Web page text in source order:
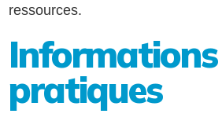
ressources.
Informations
pratiques